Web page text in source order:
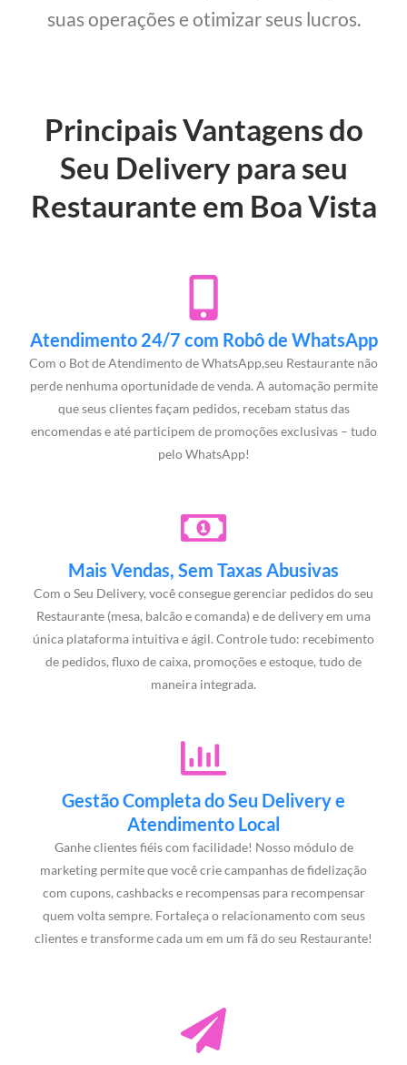
suas operações e otimizar seus lucros.
Principais Vantagens do
Seu Delivery para seu
Restaurante em Boa Vista
Atendimento 24/7 com Robô de WhatsApp
Com o Bot de Atendimento de WhatsApp,seu Restaurante não
perde nenhuma oportunidade de venda. A automação permite
que seus clientes façam pedidos, recebam status das
encomendas e até participem de promoções exclusivas – tudo
pelo WhatsApp!
Mais Vendas, Sem Taxas Abusivas
Com o Seu Delivery, você consegue gerenciar pedidos do seu
Restaurante (mesa, balcão e comanda) e de delivery em uma
única plataforma intuitiva e ágil. Controle tudo: recebimento
de pedidos, fluxo de caixa, promoções e estoque, tudo de
maneira integrada.
Gestão Completa do Seu Delivery e
Atendimento Local
Ganhe clientes fiéis com facilidade! Nosso módulo de
marketing permite que você crie campanhas de fidelização
com cupons, cashbacks e recompensas para recompensar
quem volta sempre. Fortaleça o relacionamento com seus
clientes e transforme cada um em um fã do seu Restaurante!